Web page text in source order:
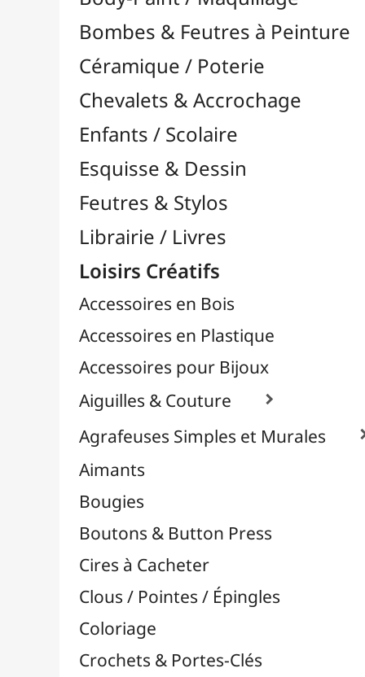
Feutres & Stylos
Librairie / Livres
Loisirs Créatifs
Accessoires en Bois
Accessoires en Plastique
Accessoires pour Bijoux
Aiguilles & Couture

Agrafeuses Simples et Murales 
Aimants
Bougies
Boutons & Button Press
Clous / Pointes / Épingles
Coloriage
Crochets de Tricot
Divers
Effets Oxydation / Rouille
Emporte-Pièces & Perforatrices
Feuilles Métallisées & Foils
Feutrines & Caoutchouc Mousse
Fibres & Raphia
Fil Nylon & Elastiques
Fils Métalliques
Fleurs en Papier & Décors
Horlogerie - Mécanismes & Aiguilles
Masques
Massicots & Lames
Oeillets & Rivets